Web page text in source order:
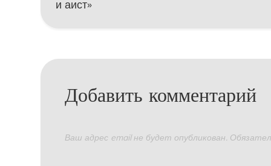
по
записям
и аист»
Добавить комментарий
Ваш адрес email не будет опубликован.